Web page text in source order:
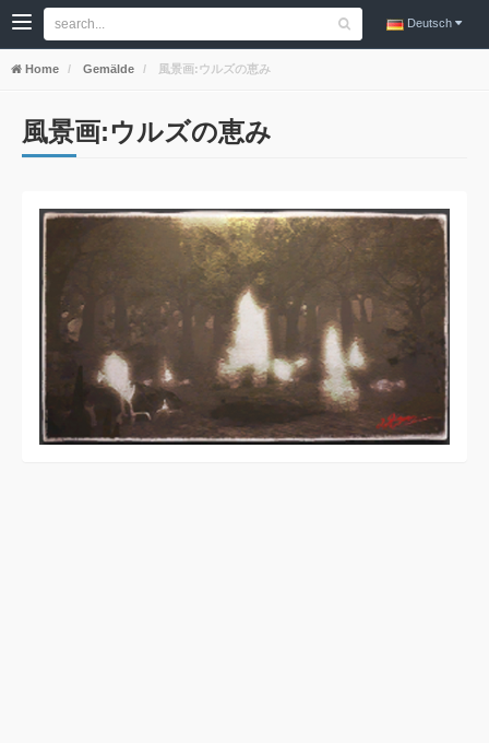
Deutsch
Home Gemälde 風景画:ウルズの恵み
風景画:ウルズの恵み